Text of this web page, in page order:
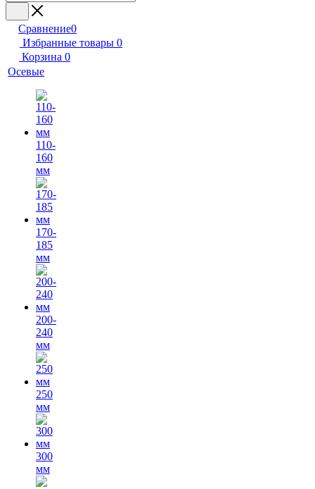
Сравнение0
Избранные товары 0
Корзина 0
Осевые
110-
160
мм
170-
185
мм
200-
240
мм
250
мм
300
мм